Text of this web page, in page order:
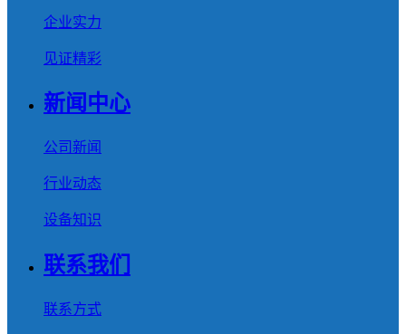
企业实力
见证精彩
新闻中心
公司新闻
行业动态
设备知识
联系我们
联系方式